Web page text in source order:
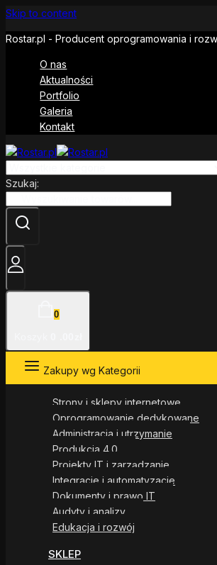
Skip to content
Rostar.pl - Producent oprogramowania i
O nas
Aktualności
Portfolio
Galeria
Kontakt
Szukaj:
0
Zakupy wg Kategorii
Strony i sklepy internetowe
Oprogramowanie dedykowane
Administracja i utrzymanie
Produkcja 4.0
Projekty IT i zarządzanie
Integracje i automatyzacje
Dokumenty i prawo IT
Audyty i analizy
Edukacja i rozwój
SKLEP